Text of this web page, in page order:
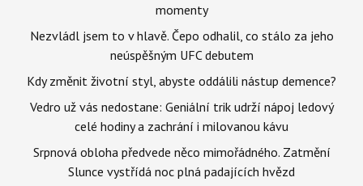
momenty
Nezvládl jsem to v hlavě. Čepo odhalil, co stálo za jeho
neúspěšným UFC debutem
Kdy změnit životní styl, abyste oddálili nástup demence?
Vedro už vás nedostane: Geniální trik udrží nápoj ledový
celé hodiny a zachrání i milovanou kávu
Srpnová obloha předvede něco mimořádného. Zatmění
Slunce vystřídá noc plná padajících hvězd